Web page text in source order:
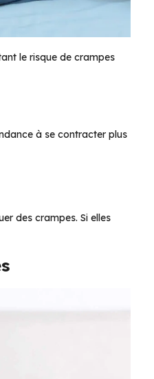
le risque de crampes
à se contracter plus
des crampes. Si elles